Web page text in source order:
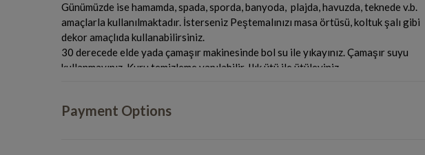
Günümüzde ise hamamda, spada, sporda, banyoda, plajda, havuzda, teknede v.b.
amaçlarla kullanılmaktadır. İsterseniz Peştemalınızı masa örtüsü, koltuk şalı gibi
dekor amaçlıda kullanabilirsiniz.
30 derecede elde yada çamaşır makinesinde bol su ile yıkayınız. Çamaşır suyu
kullanmayınız. Kuru temizleme yapılabilir. Ilık ütü ile ütüleyiniz.
Payment Options